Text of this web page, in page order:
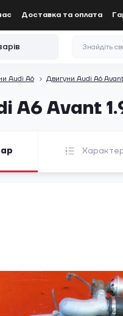
Доставка та оплата
Audi A6 Двигуни Audi A6
A6 Avant